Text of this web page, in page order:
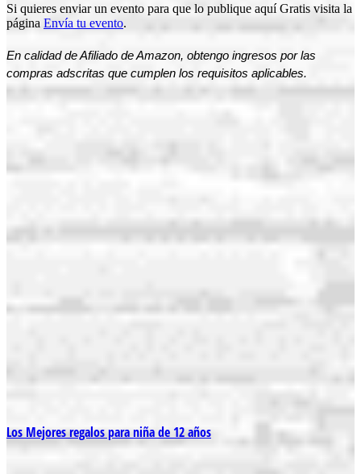
Si quieres enviar un evento para que lo publique aquí Gratis visita la
página Envía tu evento.
En calidad de Afiliado de Amazon, obtengo ingresos por las
compras adscritas que cumplen los requisitos aplicables.
Los Mejores regalos para niña de 12 años